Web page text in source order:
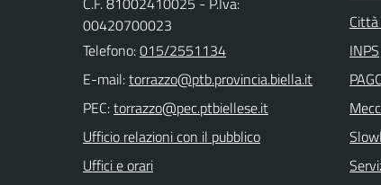
00420700023
Telefono:015/2551134
E-mail:
PEC:
Ufficio relazioni con il pubblico
Uffici e orari
INPS